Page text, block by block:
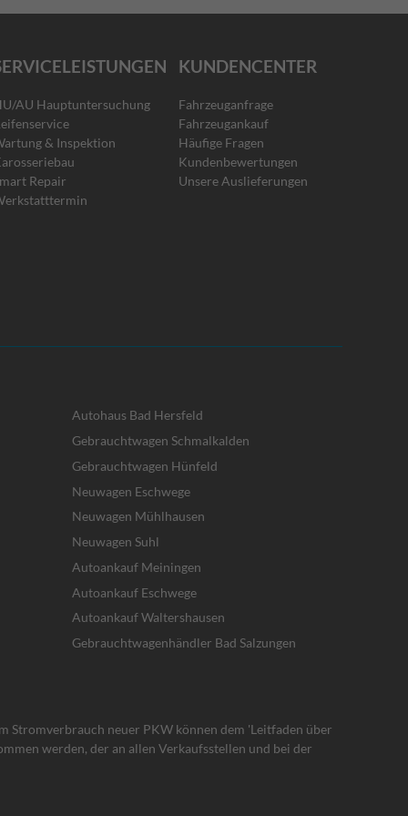
AU Hauptuntersuchung
& Inspektion
Repair
KUNDENCENTER
Fahrzeuganfrage
Fahrzeugankauf
Häufige Fragen
Kundenbewertungen
Unsere Auslieferungen
Autohaus Bad Hersfeld
Gebrauchtwagen Schmalkalden
Gebrauchtwagen Hünfeld
Neuwagen Eschwege
Neuwagen Mühlhausen
Neuwagen Suhl
Autoankauf Meiningen
Autoankauf Eschwege
Autoankauf Waltershausen
Gebrauchtwagenhändler Bad Salzungen
Stromverbrauch neuer PKW können dem 'Leitfaden über
werden, der an allen Verkaufsstellen und bei der